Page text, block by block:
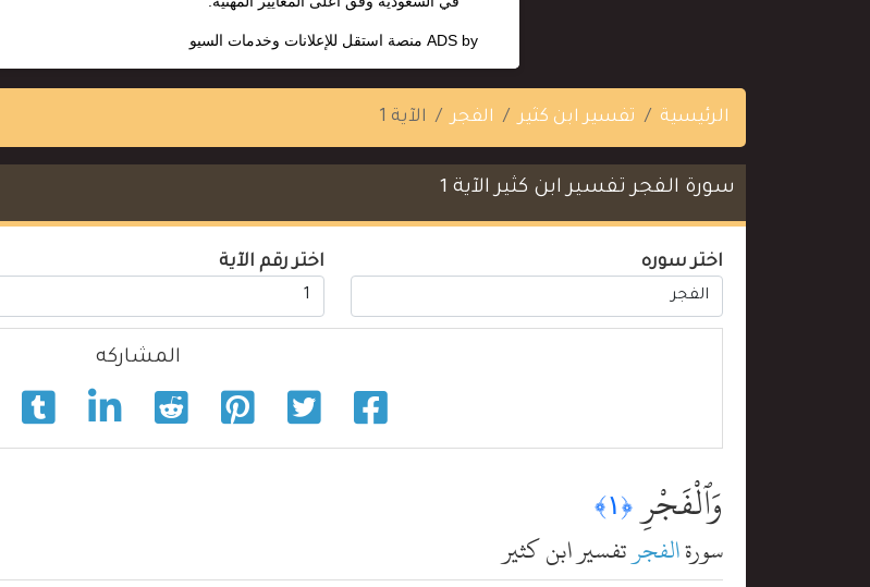
ADS by منصة استقل للإعلانات وخدمات السيو
الرئيسية تفسير ابن كثير الفجر الآية 1
سورة الفجر تفسير ابن كثير الآية 1
اختر سوره اختر رقم الآية
المشاركه
وَٱلْفَجْرِ ﴿١﴾
سورةالفجرتفسير ابن كثير